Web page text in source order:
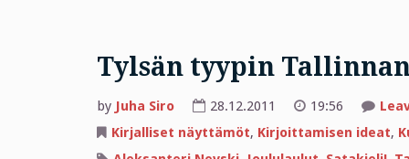
Tylsän tyypin
by Juha Siro 28.12.2011 19:56
Kirjalliset näyttämöt, Kirjoittamisen ideat,